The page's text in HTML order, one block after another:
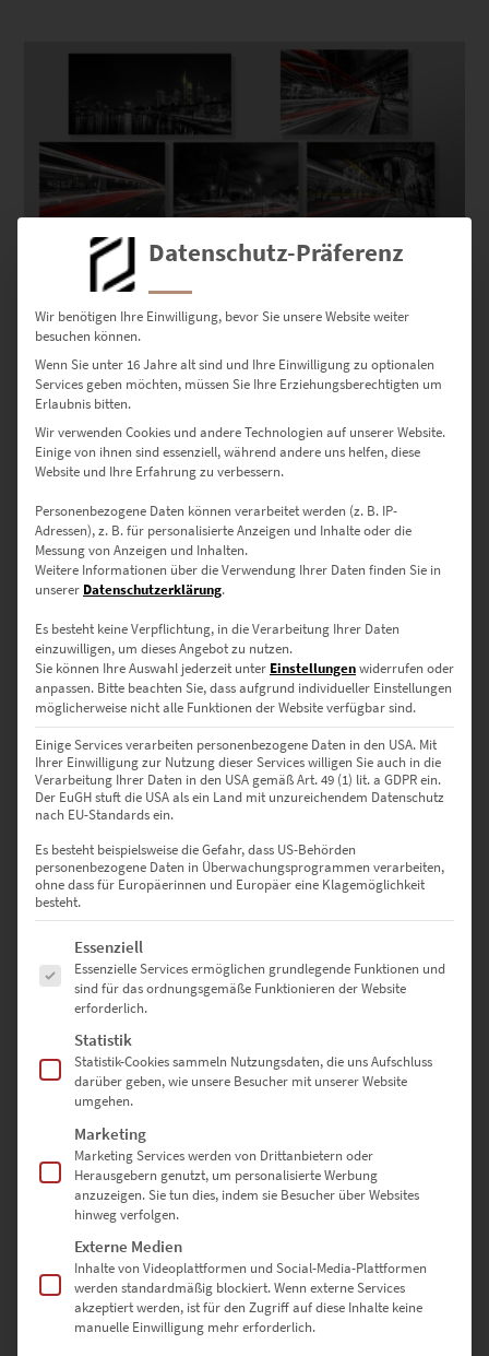
€1.499,00 –€14.444,00
zzgl.
Versand
Lieferzeit: ca. 14 Werktage
Fine Art-Wandbilder –
Fotokunst mit dem gewissen
Etwas
Das Motiv schreit nicht um Aufmerksamkeit und trotzdem fesselt
das Wandbild deine Sinne. Dieses Erlebnis beschert nur Fine Art –
eine Kunstströmung, die sich bei der Fotografie im 20. Jahrhundert
etablierte. Sie lässt sich schwer definieren, aber leicht
nachvollziehen, wenn du hochwertige Wandbilder betrachtest.
Markantere Bildwirkung durch
sanfte Übergänge
Mit Fine Art verbinden viele Kunstfans bei der Malerei einen Stil, der
Mut zum Kontrastreichtum und zu unkonventionellen Motiven
beweist. Bei den Fotos sind es hingegen oft die fließenden und fein
herausgearbeiteten Übergänge, mit der Fine Art-Wandbilder
begeistern. Ein Beispiel:
Der Mercedes Benz fügt sich als Sinnbild der innovativen
Autoindustrie unerwartet harmonisch in die Schwarzwälder Natur
ein – durch das Gespür für Feinheiten und Farbreduktion. Die
gefühlvolle Fototechnik bringt außerdem die markant
geschwungene Fahrzeugkarosserie exzellent zur Geltung. Die
Quintessenz: Wie alle Bilder der Fine Art hat die Aufnahme des
Mercedes WandbildsAMG SLS der Black Series auch dann eine
magische Anziehungskraft, wenn den Betrachter das Motiv – in
Datenschutz-Präferenz
Wir benötigen Ihre Einwilligung, bevor Sie unsere Website weiter
besuchen können.
Wenn Sie unter 16 Jahre alt sind und Ihre Einwilligung zu optionalen
Services geben möchten, müssen Sie Ihre Erziehungsberechtigten um
Erlaubnis bitten.
Wir verwenden Cookies und andere Technologien auf unserer Website.
Einige von ihnen sind essenziell, während andere uns helfen, diese
Website und Ihre Erfahrung zu verbessern.
Personenbezogene Daten können verarbeitet werden (z. B. IP-
Adressen), z. B. für personalisierte Anzeigen und Inhalte oder die
Messung von Anzeigen und Inhalten.
Weitere Informationen über die Verwendung Ihrer Daten finden Sie in
unserer Datenschutzerklärung.
Es besteht keine Verpflichtung, in die Verarbeitung Ihrer Daten
einzuwilligen, um dieses Angebot zu nutzen.
Sie können Ihre Auswahl jederzeit unter Einstellungenwiderrufen oder
anpassen. Bitte beachten Sie, dass aufgrund individueller Einstellungen
möglicherweise nicht alle Funktionen der Website verfügbar sind.
Einige Services verarbeiten personenbezogene Daten in den USA. Mit
Ihrer Einwilligung zur Nutzung dieser Services willigen Sie auch in die
Verarbeitung Ihrer Daten in den USA gemäß Art. 49 (1) lit. a GDPR ein.
Der EuGH stuft die USA als ein Land mit unzureichendem Datenschutz
nach EU-Standards ein.
Es besteht beispielsweise die Gefahr, dass US-Behörden
personenbezogene Daten in Überwachungsprogrammen verarbeiten,
ohne dass für Europäerinnen und Europäer eine Klagemöglichkeit
besteht.
Es folgt eine Liste der Service-Gruppen, für die eine Einwilligung
Essenziell
Essenzielle Services ermöglichen grundlegende Funktionen und
sind für das ordnungsgemäße Funktionieren der Website
erforderlich.
Statistik
Statistik-Cookies sammeln Nutzungsdaten, die uns Aufschluss
darüber geben, wie unsere Besucher mit unserer Website
umgehen.
Marketing
Marketing Services werden von Drittanbietern oder
Herausgebern genutzt, um personalisierte Werbung
anzuzeigen. Sie tun dies, indem sie Besucher über Websites
hinweg verfolgen.
Externe Medien
Inhalte von Videoplattformen und Social-Media-Plattformen
werden standardmäßig blockiert. Wenn externe Services
akzeptiert werden, ist für den Zugriff auf diese Inhalte keine
manuelle Einwilligung mehr erforderlich.